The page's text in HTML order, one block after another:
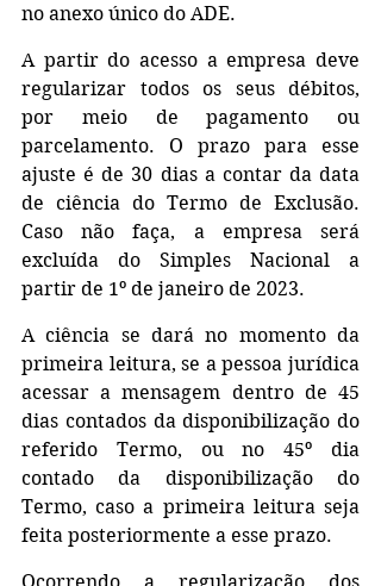
no anexo único do ADE.
A partir do acesso a empresa deve
regularizar todos os seus débitos,
por meio de pagamento ou
parcelamento. O prazo para esse
ajuste é de 30 dias a contar da data
de ciência do Termo de Exclusão.
Caso não faça, a empresa será
excluída do Simples Nacional a
partir de 1º de janeiro de 2023.
A ciência se dará no momento da
primeira leitura, se a pessoa jurídica
acessar a mensagem dentro de 45
dias contados da disponibilização do
referido Termo, ou no 45º dia
contado da disponibilização do
Termo, caso a primeira leitura seja
feita posteriormente a esse prazo.